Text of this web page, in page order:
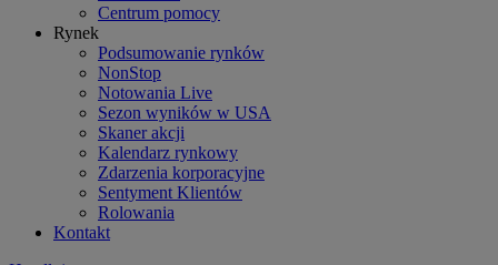
Centrum pomocy
Rynek
Podsumowanie rynków
NonStop
Notowania Live
Sezon wyników w USA
Skaner akcji
Kalendarz rynkowy
Zdarzenia korporacyjne
Sentyment Klientów
Rolowania
Kontakt